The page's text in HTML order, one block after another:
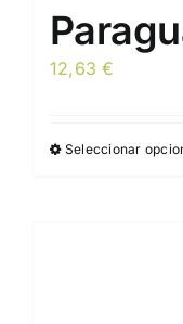
12,63€
Seleccionar